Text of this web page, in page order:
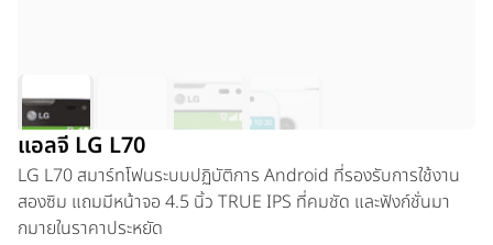
แอลจี LG L70
LG L70 สมาร์ทโฟนระบบปฏิบัติการ Android ที่รองรับการใช้งาน
สองซิม แถมมีหน้าจอ 4.5 นิ้ว TRUE IPS ที่คมชัด และฟังก์ชั่นมา
กมายในราคาประหยัด